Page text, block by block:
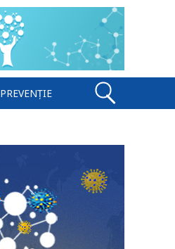
PREVENȚIE